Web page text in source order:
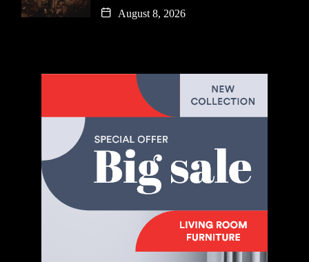
August 8, 2026